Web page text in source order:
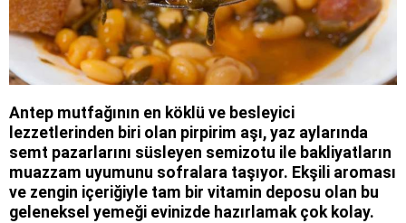
Antep mutfağının en köklü ve besleyici
lezzetlerinden biri olan pirpirim aşı, yaz aylarında
semt pazarlarını süsleyen semizotu ile bakliyatların
muazzam uyumunu sofralara taşıyor. Ekşili aroması
ve zengin içeriğiyle tam bir vitamin deposu olan bu
geleneksel yemeği evinizde hazırlamak çok kolay.